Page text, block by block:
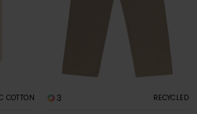
COTTON 3 RECYCLED